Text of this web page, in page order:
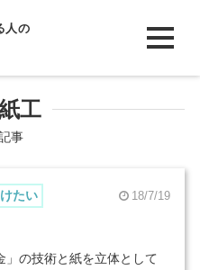
人の
工
事
たい 18/7/19
」の技術と紙を立体として